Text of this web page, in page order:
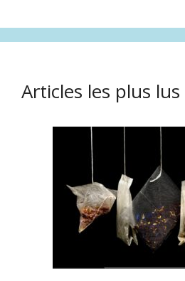
Articles les plus lus